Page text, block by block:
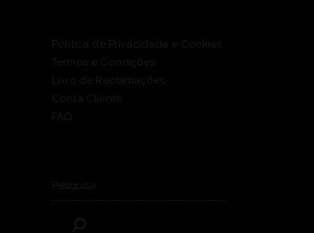
Política de Privacidade e Cookies
Termos e Condições
Livro de Reclamações
Conta Cliente
FAQ